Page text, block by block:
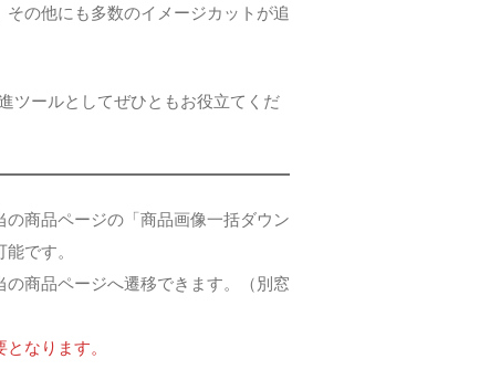
その他にも多数のイメージカットが追
ツールとしてぜひともお役立てくだ
商品ページの「商品画像一括ダウン
です。
商品ページへ遷移できます。（別窓
なります。